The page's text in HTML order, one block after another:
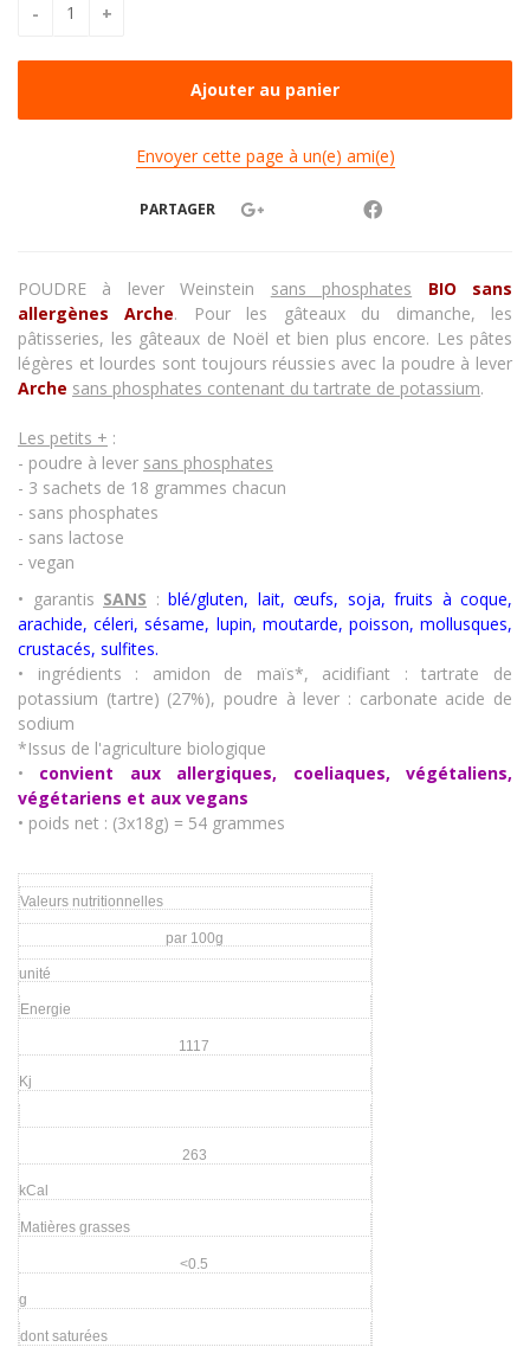
Envoyer cette page à un(e) ami(e)
PARTAGER
POUDRE à lever Weinstein sans phosphates
BIO sans
allergènes Arche. Pour les gâteaux du dimanche, les
pâtisseries, les gâteaux de Noël et bien plus encore. Les pâtes
légères et lourdes sont toujours réussies avec la poudre à lever
Arche sans phosphates contenant du tartrate de potassium.
Les petits + :
- poudre à lever sans phosphates
- 3 sachets de 18 grammes chacun
- sans phosphates
- sans lactose
- vegan
• garantis SANS : blé/gluten, lait, œufs, soja, fruits à coque,
arachide, céleri, sésame, lupin, moutarde, poisson, mollusques,
crustacés, sulfites.
• ingrédients : amidon de maïs*, acidifiant : tartrate de
potassium (tartre) (27%), poudre à lever : carbonate acide de
sodium
*Issus de l'agriculture biologique
• convient aux allergiques, coeliaques, végétaliens,
végétariens et aux vegans
• poids net : (3x18g) = 54 grammes
Valeurs nutritionnelles
par 100g
unité
Energie
1117
Kj
263
kCal
Matières grasses
<0.5
g
dont saturées